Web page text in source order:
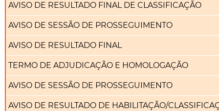
AVISO DE RESULTADO FINAL DE CLASSIFICAÇÃO
AVISO DE SESSÃO DE PROSSEGUIMENTO
AVISO DE RESULTADO FINAL
TERMO DE ADJUDICAÇÃO E HOMOLOGAÇÃO
AVISO DE SESSÃO DE PROSSEGUIMENTO
AVISO DE RESULTADO DE HABILITAÇÃO/